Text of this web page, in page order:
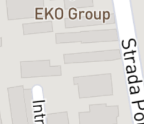
cumplită.
Becca și Howie Corbett, a
după ce singurul lor fiu, Danny,
un accident stupid.
Rabbit Hole
gestionează pierderea în moduri
să șteargă amintirile din jurul
de ele. Conflictele care
să le distrugă și mai mult